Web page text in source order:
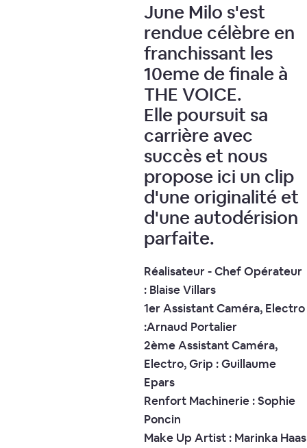
June Milo s'est
rendue célèbre en
franchissant les
10eme de finale à
THE VOICE.
Elle poursuit sa
carrière avec
succès et nous
propose ici un clip
d'une originalité et
d'une autodérision
parfaite.
Réalisateur - Chef Opérateur
: Blaise Villars
1er Assistant Caméra, Electro
:Arnaud Portalier
2ème Assistant Caméra,
Electro, Grip : Guillaume
Epars
Renfort Machinerie : Sophie
Poncin
Make Up Artist : Marinka Haas